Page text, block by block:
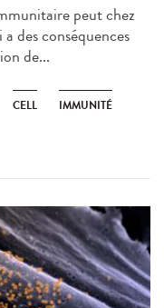
peut chez
des conséquences
de...
CELL IMMUNITÉ